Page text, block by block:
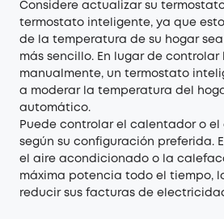
Considere actualizar su
termostato inteligente, ya que
de la temperatura de su hogar
más sencillo. En lugar de
manualmente, un termostato
a moderar la temperatura del
automático.
Puede controlar el calentador o
según su configuración preferida.
el aire acondicionado o la
máxima potencia todo el tiempo,
reducir sus facturas de